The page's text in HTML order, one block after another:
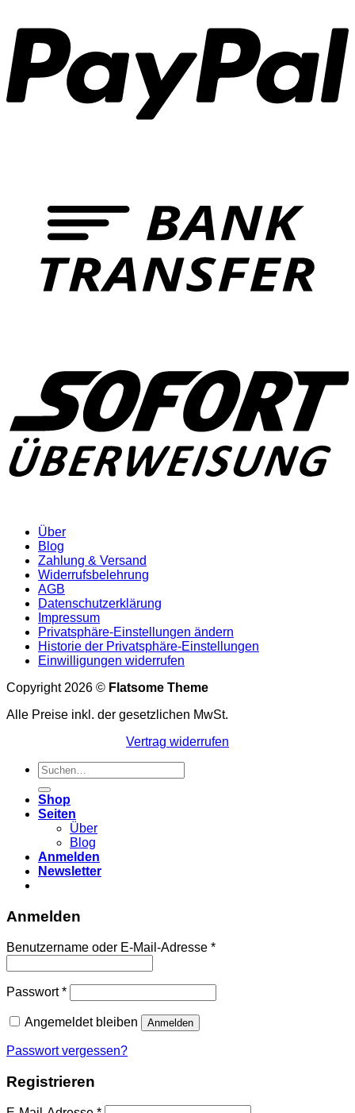
Über
Blog
Zahlung & Versand
Widerrufsbelehrung
AGB
Datenschutzerklärung
Impressum
Privatsphäre-Einstellungen ändern
Historie der Privatsphäre-Einstellungen
Einwilligungen widerrufen
Copyright 2026 © Flatsome Theme
Alle Preise inkl. der gesetzlichen MwSt.
Vertrag widerrufen
Suchen
nach:
Shop
Seiten
Über
Blog
Anmelden
Newsletter
Anmelden
Benutzername oder E-Mail-Adresse *Erforderlich
Passwort*Erforderlich
Angemeldet bleiben Anmelden
Passwort vergessen?
Registrieren